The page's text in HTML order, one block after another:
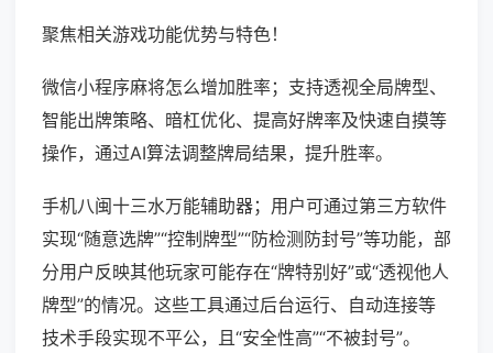
聚焦相关游戏功能优势与特色！
微信小程序麻将怎么增加胜率；支持透视全局牌型、
智能出牌策略、暗杠优化、提高好牌率及快速自摸等
操作，通过AI算法调整牌局结果，提升胜率。
手机八闽十三水万能辅助器；用户可通过第三方软件
实现“随意选牌”“控制牌型”“防检测防封号”等功能，部
分用户反映其他玩家可能存在“牌特别好”或“透视他人
牌型”的情况。这些工具通过后台运行、自动连接等
技术手段实现不平公，且“安全性高”“不被封号”。